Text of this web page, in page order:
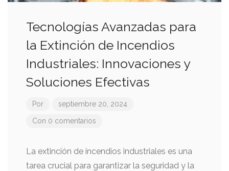
Tecnologías Avanzadas para
la Extinción de Incendios
Industriales: Innovaciones y
Soluciones Efectivas
Por septiembre 20, 2024
Con 0 comentarios
La extinción de incendios industriales es una
tarea crucial para garantizar la seguridad y la